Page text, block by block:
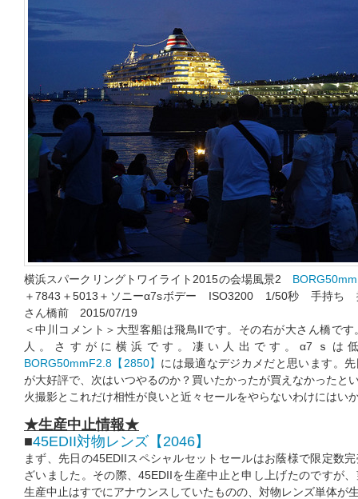
横浜スパークリングトワイライト2015の会場風景2
＋7843＋5013＋ソニーα7sボデー ISO3200 1/50秒 手持ち
さん橋前 2015/07/19
＜中川コメント＞大型客船は飛鳥IIです。その右が大さん橋で
人。さすがに横浜です。凄い人出です。α7ｓは
BORG50mmF2.8【2850】 には最適なデジカメだと思います。
が大好評で、次はいつやるのか？買いたかったが買えなかったと
火撮影とこれだけ相性が良いと近々セールをやらないわけにはい
★生産中止情報★
■45EDII対物レンズ【2046】
まず、先日の45EDIIスペシャルセットセールはお蔭様で限定数
ざいました。その際、45EDIIを生産中止と申し上げたのですが
生産中止はすでにアナウンスしていたものの、対物レンズ単体が